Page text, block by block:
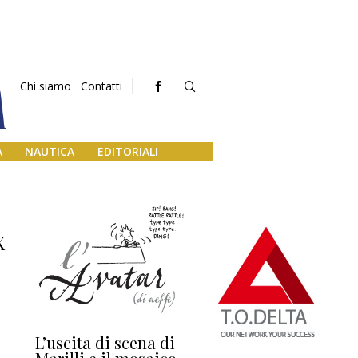
Chi siamo Contatti
NAUTICA EDITORIALI
L’uscita di scena di Darsena a Europa,